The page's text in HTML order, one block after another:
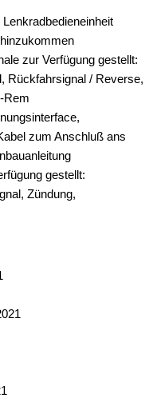
zur Verfügung gestellt:
Rückfahrsignal / Reverse,
Rem
zum Anschluß ans
gestellt:
Zündung,